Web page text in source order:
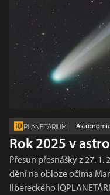
PLANETÁRIUM
Rok 2025 v
Přesun přesnášky z 27.
dění na obloze očima
libereckého